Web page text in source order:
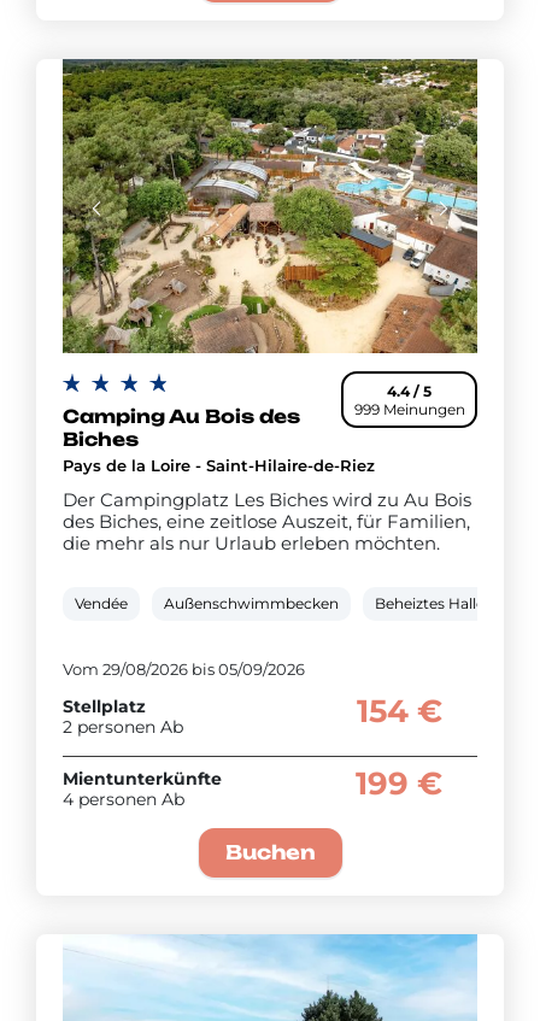
4.4 / 5
999 Meinungen
Camping Au Bois des
Biches
Pays de la Loire - Saint-Hilaire-de-Riez
Der Campingplatz Les Biches wird zu Au Bois
des Biches, eine zeitlose Auszeit, für Familien,
die mehr als nur Urlaub erleben möchten.
Vendée Außenschwimmbecken Beheiztes
Vom 29/08/2026 bis 05/09/2026
Stellplatz
2 personen Ab
154 €
Mientunterkünfte
4 personen Ab
199 €
Buchen